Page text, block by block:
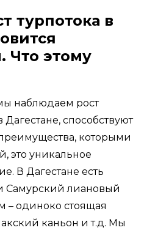
турпотока в
Что этому
наблюдаем рост
Дагестане, способствуют
которыми
это уникальное
В Дагестане есть
Самурский лиановый
– одиноко стоящая
каньон и т.д. Мы